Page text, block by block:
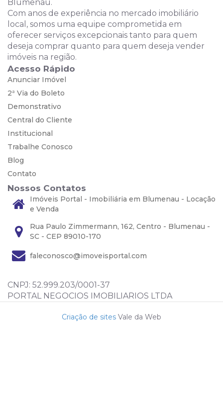
Blumenau.
Com anos de experiência no mercado imobiliário
local, somos uma equipe comprometida em
oferecer serviços excepcionais tanto para quem
deseja comprar quanto para quem deseja vender
imóveis na região.
Acesso Rápido
Anunciar Imóvel
2ª Via do Boleto
Demonstrativo
Central do Cliente
Institucional
Trabalhe Conosco
Blog
Contato
Nossos Contatos
Imóveis Portal - Imobiliária em Blumenau - Locação
e Venda
Rua Paulo Zimmermann, 162, Centro - Blumenau -
SC - CEP 89010-170
faleconosco@imoveisportal.com
CNPJ: 52.999.203/0001-37
PORTAL NEGOCIOS IMOBILIARIOS LTDA
Criação de sites Vale da Web